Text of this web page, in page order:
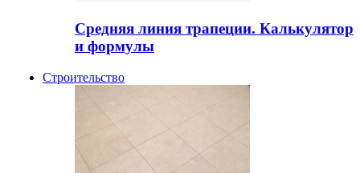
Средняя линия трапеции. Калькулятор
и формулы
Строительство